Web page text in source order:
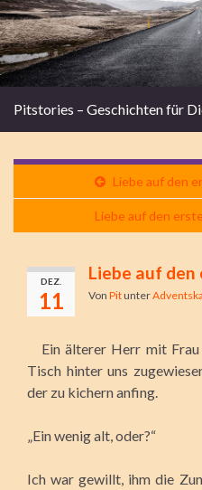
Pitstories – Geschichten für
Liebe auf den
Liebe auf den
DEZ.
11
Liebe auf den
Von Pitunter
Ein älterer Herr mit
Tisch hinter uns
der zu kichern anfing.
„Ein wenig alt, oder?“
Ich war gewillt, ihm die